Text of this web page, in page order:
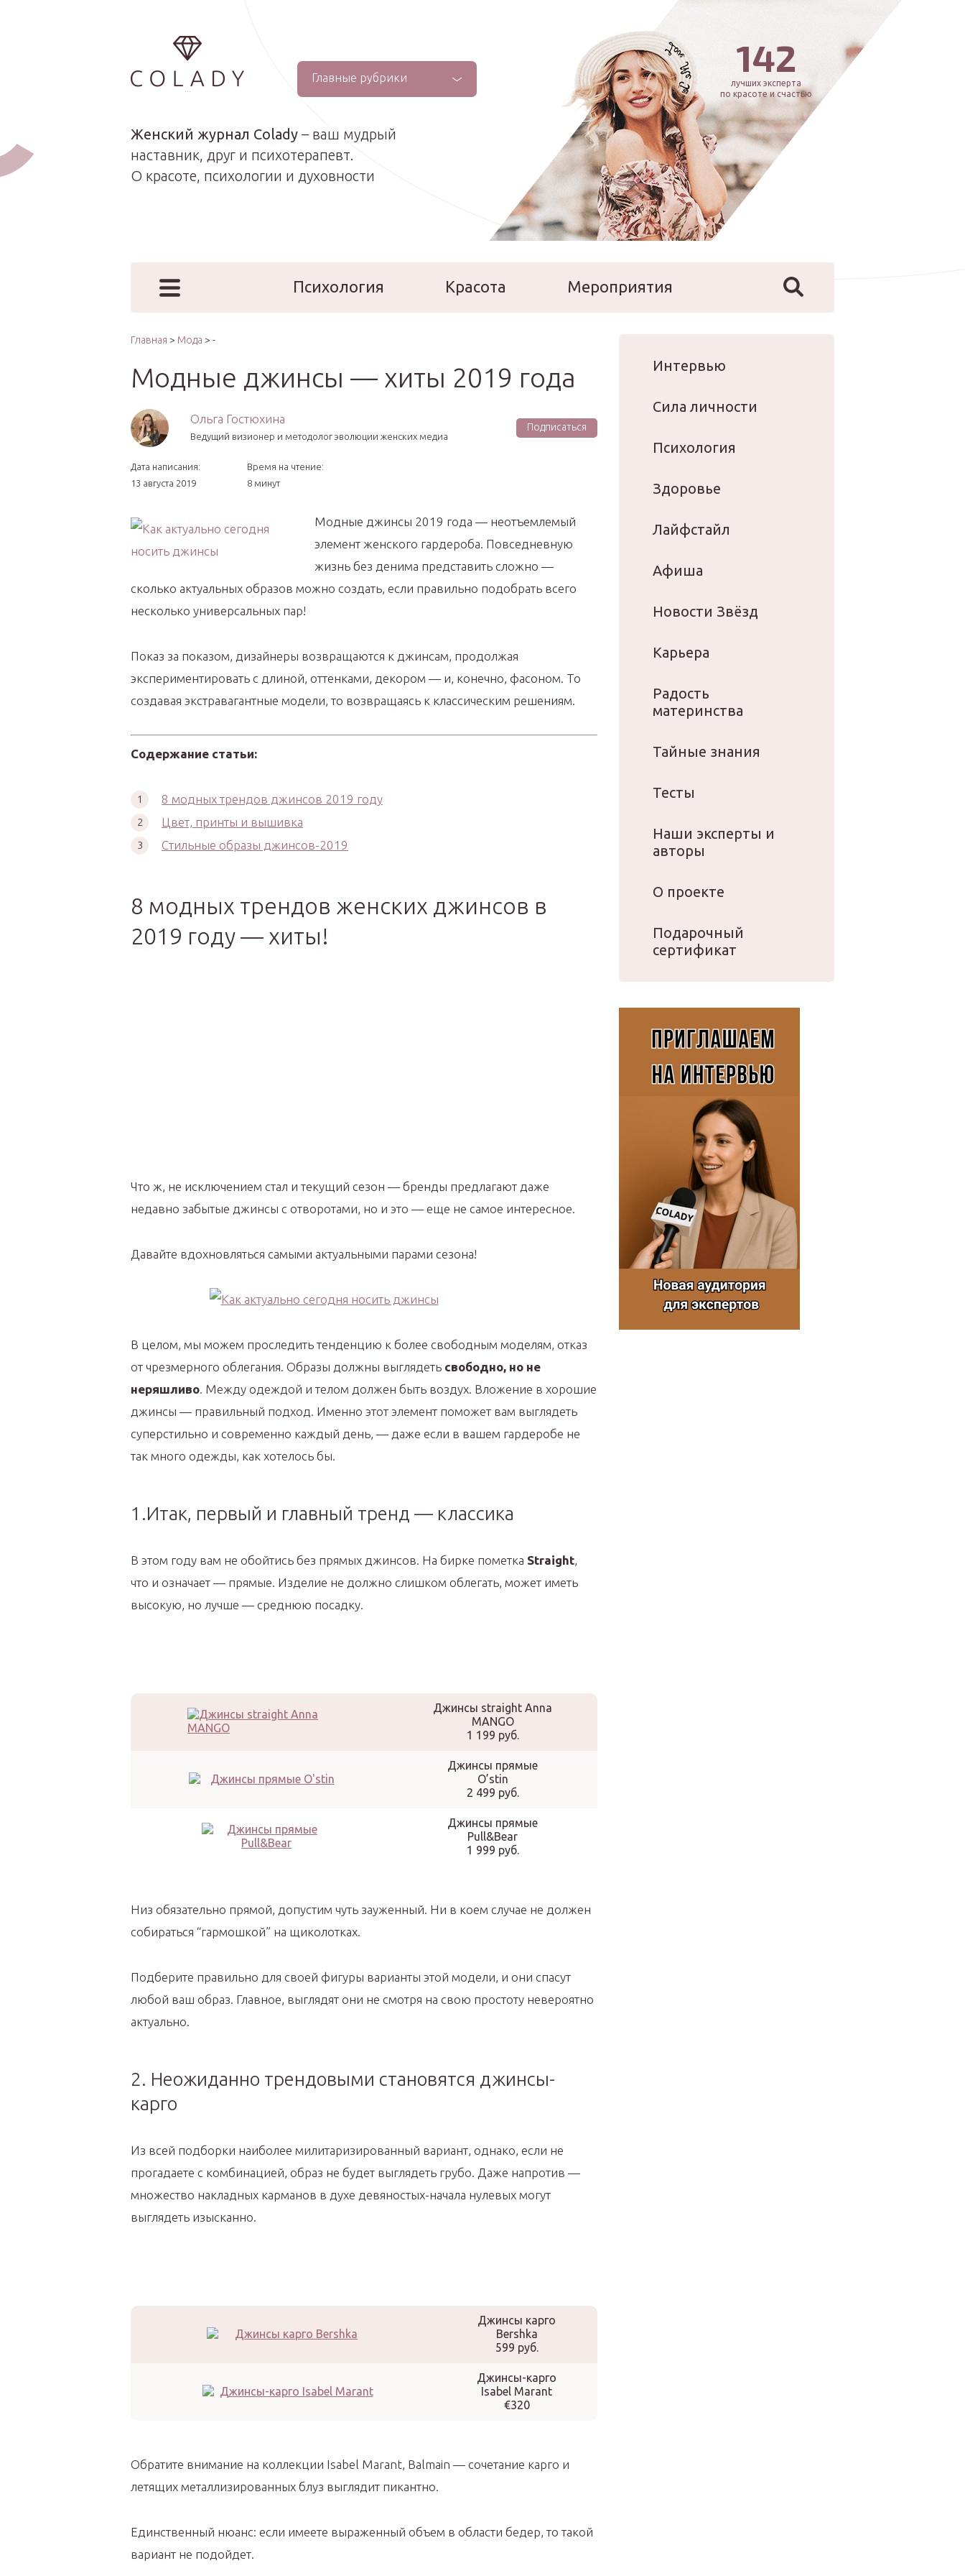
...
Главные рубрики
Женский журнал Colady – ваш мудрый
наставник, друг и психотерапевт.
О красоте, психологии и духовности
142
лучших эксперта
по красоте и счастью
Психология Красота
Мероприятия
Главная > Мода > -
Модные джинсы — хиты 2019 года
Ольга Гостюхина
Ведущий визионер и методолог эволюции женских медиа
Подписаться
Дата написания:
13 августа 2019
Время на чтение:
8 минут
Модные джинсы 2019 года — неотъемлемый
элемент женского гардероба. Повседневную
жизнь без денима представить сложно —
сколько актуальных образов можно создать, если правильно подобрать всего
несколько универсальных пар!
Показ за показом, дизайнеры возвращаются к джинсам, продолжая
экспериментировать с длиной, оттенками, декором — и, конечно, фасоном. То
создавая экстравагантные модели, то возвращаясь к классическим решениям.
Содержание статьи:
8 модных трендов джинсов 2019 году
Цвет, принты и вышивка
Стильные образы джинсов-2019
8 модных трендов женских джинсов в
2019 году — хиты!
Что ж, не исключением стал и текущий сезон — бренды предлагают даже
недавно забытые джинсы с отворотами, но и это — еще не самое интересное.
Давайте вдохновляться самыми актуальными парами сезона!
В целом, мы можем проследить тенденцию к более свободным моделям, отказ
от чрезмерного облегания. Образы должны выглядеть свободно, но не
неряшливо . Между одеждой и телом должен быть воздух. Вложение в хорошие
джинсы — правильный подход. Именно этот элемент поможет вам выглядеть
суперстильно и современно каждый день, — даже если в вашем гардеробе не
так много одежды, как хотелось бы.
1.Итак, первый и главный тренд — классика
В этом году вам не обойтись без прямых джинсов. На бирке пометка Straight
что и означает — прямые. Изделие не должно слишком облегать, может иметь
высокую, но лучше — среднюю посадку.
Джинсы straight Anna
MANGO
1 199 руб.
Джинсы прямые
O’stin
2 499 руб.
Джинсы прямые
Pull&Bear
1 999 руб.
Низ обязательно прямой, допустим чуть зауженный. Ни в коем случае не должен
собираться “гармошкой” на щиколотках.
Подберите правильно для своей фигуры варианты этой модели, и они спасут
любой ваш образ. Главное, выглядят они не смотря на свою простоту невероятно
актуально.
2. Неожиданно трендовыми становятся джинсы-
карго
Из всей подборки наиболее милитаризированный вариант, однако, если не
прогадаете с комбинацией, образ не будет выглядеть грубо. Даже напротив —
множество накладных карманов в духе девяностых-начала нулевых могут
выглядеть изысканно.
Джинсы карго
Bershka
599 руб.
Джинсы-карго
Isabel Marant
€320
Обратите внимание на коллекции Isabel Marant, Balmain — сочетание карго и
летящих металлизированных блуз выглядит пикантно.
Единственный нюанс: если имеете выраженный объем в области бедер, то такой
вариант не подойдет.
Интервью
Сила личности
Психология
Здоровье
Лайфстайл
Афиша
Новости Звёзд
Карьера
Радость
материнства
Тайные знания
Тесты
Наши эксперты и
авторы
О проекте
Подарочный
сертификат